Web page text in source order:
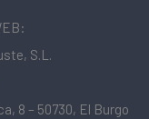
S.L.
8 – 50730, El Burgo